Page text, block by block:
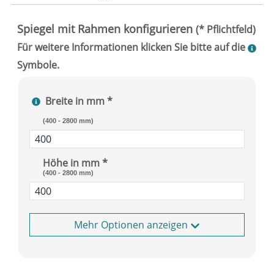
Breite in mm *
(400 - 2800 mm)
Höhe in mm *
(400 - 2800 mm)
Optionen anzeigen